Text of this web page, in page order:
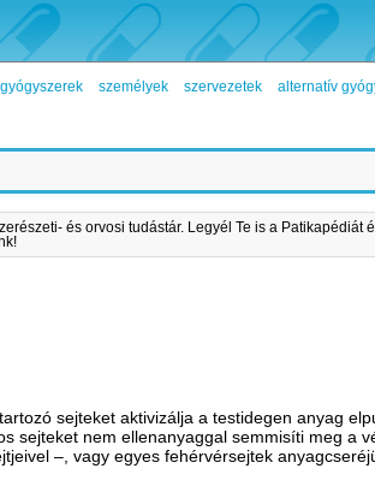
gyógyszerek személyek szervezetek alternatív
és orvosi tudástár. Legyél Te is a Patikapédiát
sejteket aktivizálja a testidegen anyag
sejteket nem ellenanyaggal semmisíti meg a
–, vagy egyes fehérvérsejtek